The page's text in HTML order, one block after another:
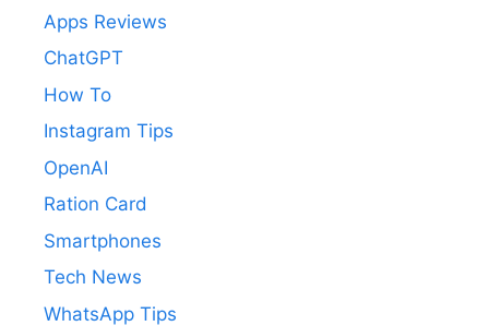
Apps Reviews
ChatGPT
How To
Instagram Tips
OpenAI
Ration Card
Smartphones
Tech News
WhatsApp Tips